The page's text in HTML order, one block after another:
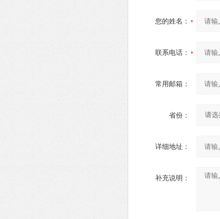
您的姓名：
联系电话：
常用邮箱：
省份：
详细地址：
补充说明：